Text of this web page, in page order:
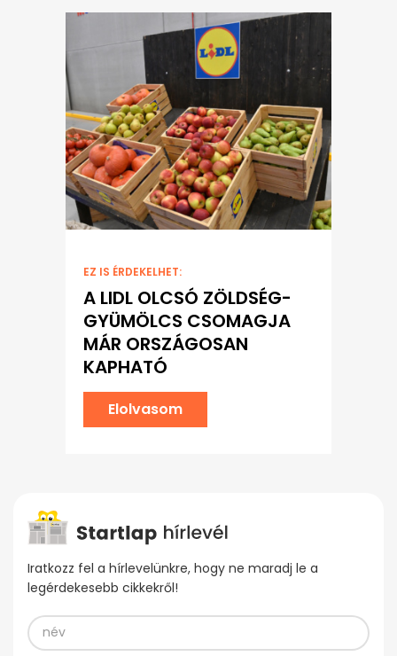
EZ IS ÉRDEKELHET:
A LIDL OLCSÓ ZÖLDSÉG-
GYÜMÖLCS CSOMAGJA
MÁR ORSZÁGOSAN
KAPHATÓ
Elolvasom
Iratkozz fel a hírlevelünkre, hogy ne maradj le a
legérdekesebb cikkekről!